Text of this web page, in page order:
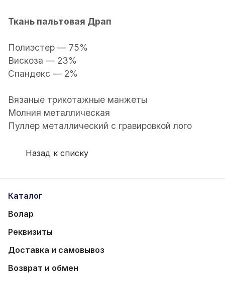
Ткань пальтовая Драп
Полиэстер — 75%
Вискоза — 23%
Спандекс — 2%
Вязаные трикотажные манжеты
Молния металлическая
Пуллер металлический с гравировкой лого
Назад к списку
Каталог
Волар
Реквизиты
Доставка и самовывоз
Возврат и обмен